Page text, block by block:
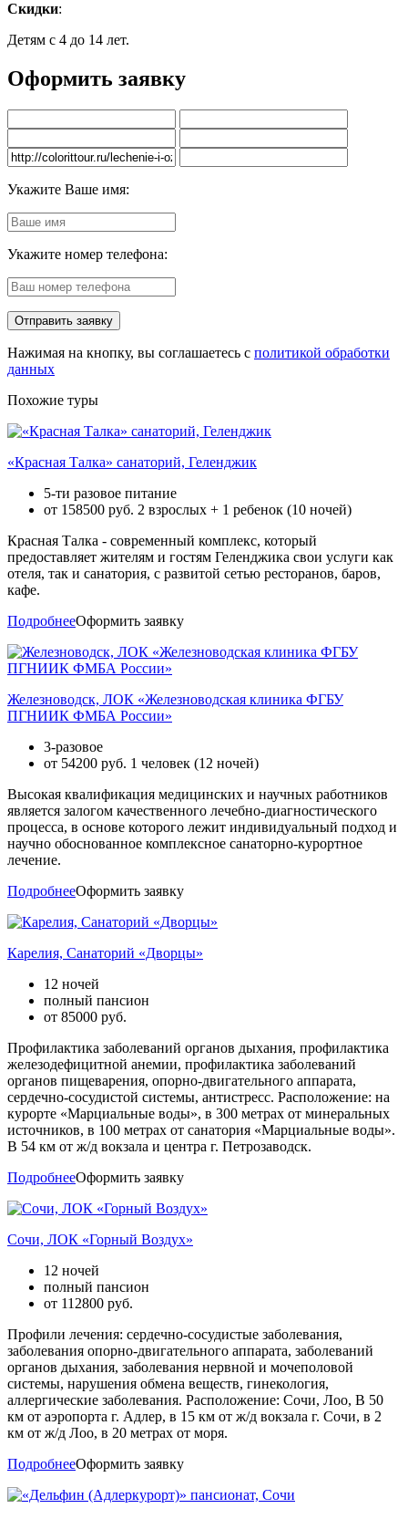
Скидки:
Детям с 4 до 14 лет.
Оформить заявку
Укажите Ваше имя:
Укажите номер телефона:
Нажимая на кнопку, вы соглашаетесь с политикой обработки
данных
Похожие туры
«Красная Талка» санаторий, Геленджик
5-ти разовое питание
от 158500 руб. 2 взрослых + 1 ребенок (10 ночей)
Красная Талка - современный комплекс, который
предоставляет жителям и гостям Геленджика свои услуги как
отеля, так и санатория, с развитой сетью ресторанов, баров,
кафе.
ПодробнееОформить заявку
Железноводск, ЛОК «Железноводская клиника ФГБУ
ПГНИИК ФМБА России»
3-разовое
от 54200 руб. 1 человек (12 ночей)
Высокая квалификация медицинских и научных работников
является залогом качественного лечебно-диагностического
процесса, в основе которого лежит индивидуальный подход и
научно обоснованное комплексное санаторно-курортное
лечение.
ПодробнееОформить заявку
Карелия, Санаторий «Дворцы»
12 ночей
полный пансион
от 85000 руб.
Профилактика заболеваний органов дыхания, профилактика
железодефицитной анемии, профилактика заболеваний
органов пищеварения, опорно-двигательного аппарата,
сердечно-сосудистой системы, антистресс. Расположение: на
курорте «Марциальные воды», в 300 метрах от минеральных
источников, в 100 метрах от санатория «Марциальные воды».
В 54 км от ж/д вокзала и центра г. Петрозаводск.
ПодробнееОформить заявку
Сочи, ЛОК «Горный Воздух»
12 ночей
полный пансион
от 112800 руб.
Профили лечения: сердечно-сосудистые заболевания,
заболевания опорно-двигательного аппарата, заболеваний
органов дыхания, заболевания нервной и мочеполовой
системы, нарушения обмена веществ, гинекология,
аллергические заболевания. Расположение: Сочи, Лоо, В 50
км от аэропорта г. Адлер, в 15 км от ж/д вокзала г. Сочи, в 2
км от ж/д Лоо, в 20 метрах от моря.
ПодробнееОформить заявку